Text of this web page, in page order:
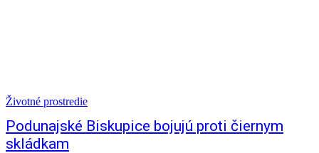
Životné prostredie
Podunajské Biskupice bojujú proti čiernym
skládkam